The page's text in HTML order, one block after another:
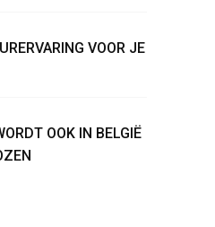
VOOR JE
OOK IN BELGIË